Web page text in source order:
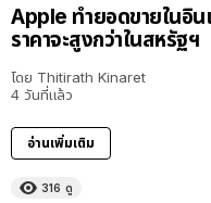
Apple ทำยอดขายในอิน
ราคาจะสูงกว่าในสหรัฐฯ
โดย Thitirath Kinaret
4 วันที่แล้ว
อ่านเพิ่มเติม
316 ดู